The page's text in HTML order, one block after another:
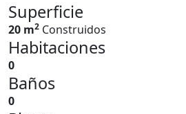
Superficie
20 m2 Construidos
Habitaciones
0
Baños
0